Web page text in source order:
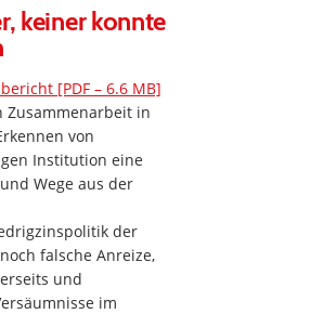
keiner konnte
[PDF – 6.6 MB]
Zusammenarbeit in
von
Institution eine
Wege aus der
der
falsche Anreize,
und
im